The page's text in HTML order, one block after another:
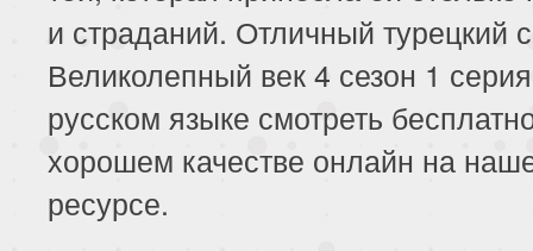
и страданий. Отличный турецкий
Великолепный век 4 сезон 1
русском языке смотреть
хорошем качестве онлайн на
ресурсе.